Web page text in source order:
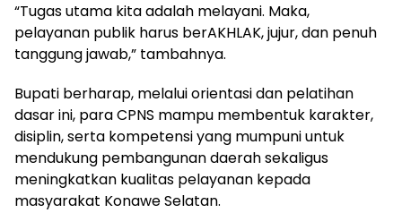
“Tugas utama kita adalah melayani. Maka,
pelayanan publik harus berAKHLAK, jujur, dan penuh
tanggung jawab,” tambahnya.
Bupati berharap, melalui orientasi dan pelatihan
dasar ini, para CPNS mampu membentuk karakter,
disiplin, serta kompetensi yang mumpuni untuk
mendukung pembangunan daerah sekaligus
meningkatkan kualitas pelayanan kepada
masyarakat Konawe Selatan.